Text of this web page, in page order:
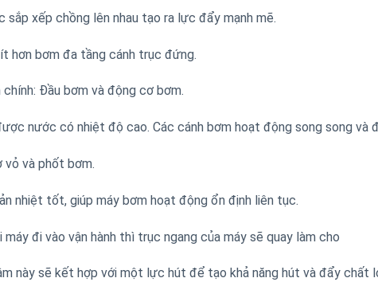
sắp xếp chồng lên nhau tạo ra lực đẩy mạnh mẽ.
hơn bơm đa tầng cánh trục đứng.
Đầu bơm và động cơ bơm.
nước có nhiệt độ cao. Các cánh bơm hoạt động song song và
vỏ và phốt bơm.
nhiệt tốt, giúp máy bơm hoạt động ổn định liên tục.
đi vào vận hành thì trục ngang của máy sẽ quay làm cho
này sẽ kết hợp với một lực hút để tạo khả năng hút và đẩy chất